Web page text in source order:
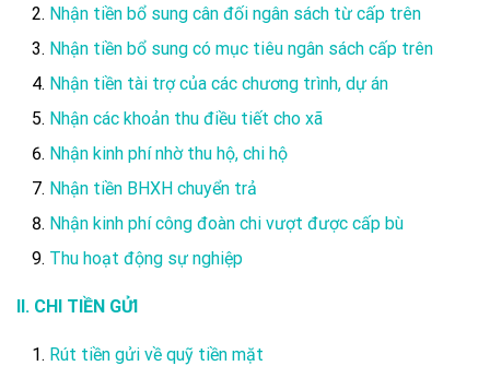
Nhận tiền bổ sung cân đối ngân sách từ cấp trên
Nhận tiền bổ sung có mục tiêu ngân sách cấp trên
Nhận tiền tài trợ của các chương trình, dự án
Nhận các khoản thu điều tiết cho xã
Nhận kinh phí nhờ thu hộ, chi hộ
Nhận tiền BHXH chuyển trả
Nhận kinh phí công đoàn chi vượt được cấp bù
Thu hoạt động sự nghiệp
II. CHI TIỀN GỬI
Rút tiền gửi về quỹ tiền mặt